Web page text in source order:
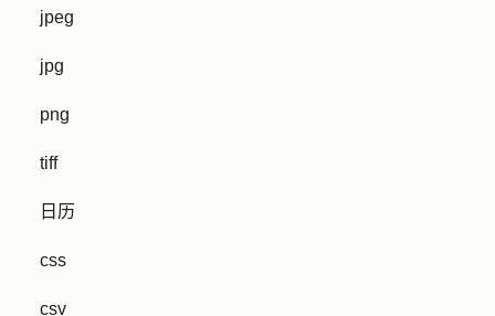
jpeg
jpg
png
tiff
日历
css
csv